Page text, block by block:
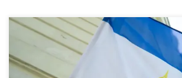
Наука, как и добродетель, сама себе
Кингсли 28 мая 2019 года состоялось
Одесского регионального отделения